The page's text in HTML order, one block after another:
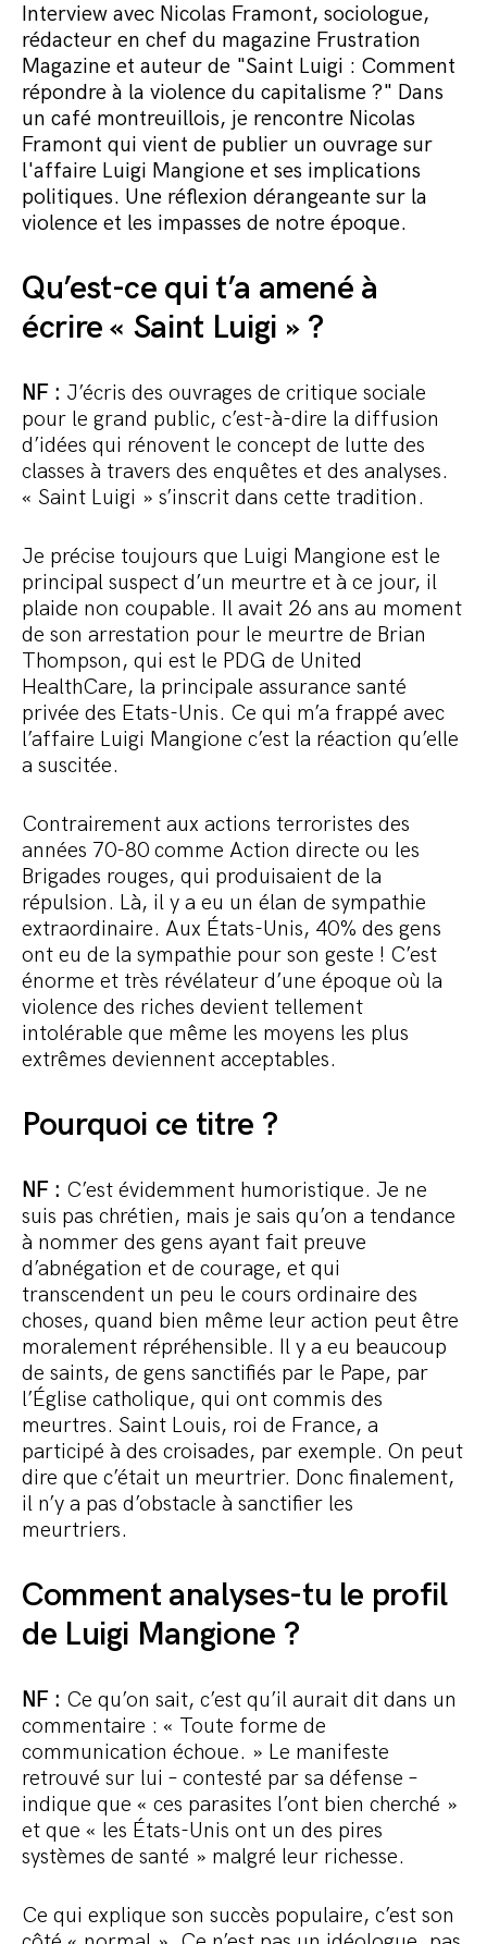
Interview avec Nicolas Framont, sociologue,
rédacteur en chef du magazine Frustration
Magazine et auteur de "Saint Luigi : Comment
répondre à la violence du capitalisme ?" Dans
un café montreuillois, je rencontre Nicolas
Framont qui vient de publier un ouvrage sur
l'affaire Luigi Mangione et ses implications
politiques. Une réflexion dérangeante sur la
violence et les impasses de notre époque.
Qu’est-ce qui t’a amené à
écrire « Saint Luigi » ?
NF : J’écris des ouvrages de critique sociale
pour le grand public, c’est-à-dire la diffusion
d’idées qui rénovent le concept de lutte des
classes à travers des enquêtes et des analyses.
« Saint Luigi » s’inscrit dans cette tradition.
Je précise toujours que Luigi Mangione est le
principal suspect d’un meurtre et à ce jour, il
plaide non coupable. Il avait 26 ans au moment
de son arrestation pour le meurtre de Brian
Thompson, qui est le PDG de United
HealthCare, la principale assurance santé
privée des Etats-Unis. Ce qui m’a frappé avec
l’affaire Luigi Mangione c’est la réaction qu’elle
a suscitée.
Contrairement aux actions terroristes des
années 70-80 comme Action directe ou les
Brigades rouges, qui produisaient de la
répulsion. Là, il y a eu un élan de sympathie
extraordinaire. Aux États-Unis, 40% des gens
ont eu de la sympathie pour son geste ! C’est
énorme et très révélateur d’une époque où la
violence des riches devient tellement
intolérable que même les moyens les plus
extrêmes deviennent acceptables.
Pourquoi ce titre ?
NF : C’est évidemment humoristique. Je ne
suis pas chrétien, mais je sais qu’on a tendance
à nommer des gens ayant fait preuve
d’abnégation et de courage, et qui
transcendent un peu le cours ordinaire des
choses, quand bien même leur action peut être
moralement répréhensible. Il y a eu beaucoup
de saints, de gens sanctifiés par le Pape, par
l’Église catholique, qui ont commis des
meurtres. Saint Louis, roi de France, a
participé à des croisades, par exemple. On peut
dire que c’était un meurtrier. Donc finalement,
il n’y a pas d’obstacle à sanctifier les
meurtriers.
Comment analyses-tu le profil
de Luigi Mangione ?
NF : Ce qu’on sait, c’est qu’il aurait dit dans un
commentaire : « Toute forme de
communication échoue. » Le manifeste
retrouvé sur lui – contesté par sa défense –
indique que « ces parasites l’ont bien cherché »
et que « les États-Unis ont un des pires
systèmes de santé » malgré leur richesse.
Ce qui explique son succès populaire, c’est son